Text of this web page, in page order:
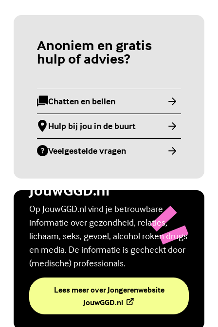
Anoniem en gratis
hulp of advies?
Chatten en bellen
(Externe link)
Hulp bij jou in de buurt
(Externe link)
Veelgestelde vragen
(Externe link)
Jongerenwebsite
JouwGGD.nl
Op JouwGGD.nl vind je betrouwbare
informatie over gezondheid, relaties,
lichaam, seks, gevoel, alcohol roken drugs
en media. De informatie is gecheckt door
(medische) professionals.
Lees meer over Jongerenwebsite
JouwGGD.nl(Externe link)